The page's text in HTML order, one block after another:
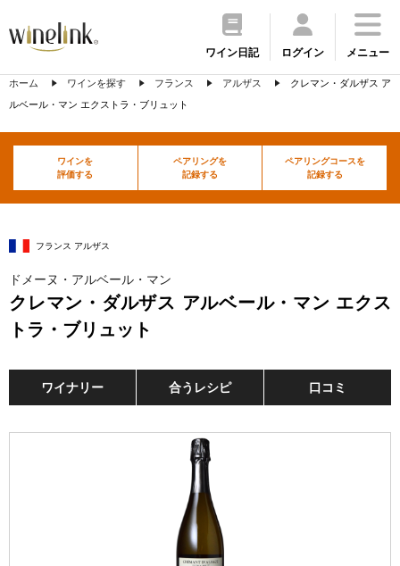
ワイン日記 ログイン メニュー
ホーム ワインを探す フランス アルザス
クレマン・ダルザス ア
ルベール・マン エクストラ・ブリュット
ワインを
評価する
ペアリングを
記録する
ペアリングコースを
記録する
フランス アルザス
ドメーヌ・アルベール・マン
クレマン・ダルザス アルベール・マン エクス
トラ・ブリュット
ワイナリー 合うレシピ 口コミ